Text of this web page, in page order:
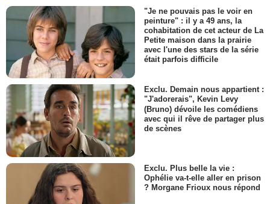
"Je ne pouvais pas le voir en
peinture" : il y a 49 ans, la
cohabitation de cet acteur de La
Petite maison dans la prairie
avec l'une des stars de la série
était parfois difficile
Exclu. Demain nous appartient :
"J'adorerais", Kevin Levy
(Bruno) dévoile les comédiens
avec qui il rêve de partager plus
de scènes
Exclu. Plus belle la vie :
Ophélie va-t-elle aller en prison
? Morgane Frioux nous répond